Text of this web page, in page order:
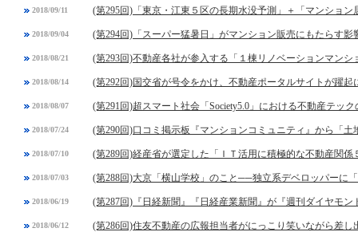
2018/09/11 (第295回)「東京・江東５区の長期水没予測」＋「マンショ
2018/09/04 (第294回)「スーパー猛暑日」がマンション販売にもたらす影
2018/08/21 (第293回)不動産各社が参入する「１棟リノベーションマンシ
2018/08/14 (第292回)国交省が号令をかけ、不動産ポータルサイトが躍起
2018/08/07 (第291回)超スマート社会「Society5.0」における不動産テック
2018/07/24 (第290回)口コミ掲示板『マンションコミュニティ』から「土
2018/07/10 (第289回)経産省が選定した「ＩＴ活用に積極的な不動産関係
2018/07/03 (第288回)大京「横山学校」のこと──独立系デベロッパーに
2018/06/19 (第287回)『日経新聞』『日経産業新聞』が『週刊ダイヤモ
2018/06/12 (第286回)住友不動産の広報担当者がにっこり笑いながら差し